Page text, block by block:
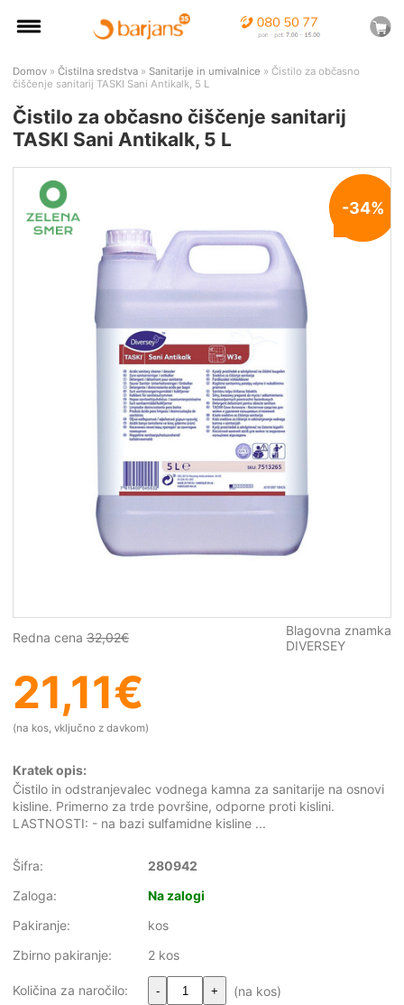
Domov » Čistilna sredstva » Sanitarije in umivalnice » Čistilo za občasno
čiščenje sanitarij TASKI Sani Antikalk, 5 L
Čistilo za občasno čiščenje sanitarij
TASKI Sani Antikalk, 5 L
-34%
Redna cena 32,02€
Blagovna znamka
DIVERSEY
21,11€
(na kos, vključno z davkom)
Kratek opis:
Čistilo in odstranjevalec vodnega kamna za sanitarije na osnovi
kisline. Primerno za trde površine, odporne proti kislini.
LASTNOSTI: - na bazi sulfamidne kisline ...
Šifra:
280942
Zaloga:
Na zalogi
Pakiranje:
kos
Zbirno pakiranje:
2 kos
Količina za naročilo: - + (na kos)